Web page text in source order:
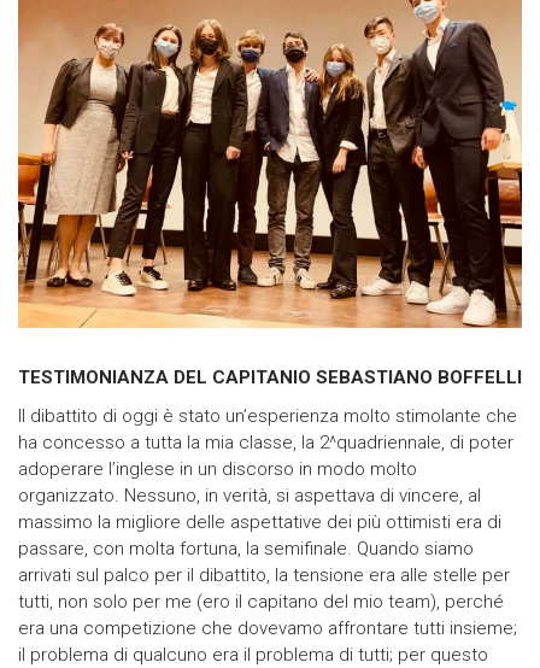
TESTIMONIANZA DEL CAPITANIO SEBASTIANO BOFFELLI
Il dibattito di oggi è stato un’esperienza molto stimolante che
ha concesso a tutta la mia classe, la 2^quadriennale, di poter
adoperare l’inglese in un discorso in modo molto
organizzato. Nessuno, in verità, si aspettava di vincere, al
massimo la migliore delle aspettative dei più ottimisti era di
passare, con molta fortuna, la semifinale. Quando siamo
arrivati sul palco per il dibattito, la tensione era alle stelle per
tutti, non solo per me (ero il capitano del mio team), perché
era una competizione che dovevamo affrontare tutti insieme;
il problema di qualcuno era il problema di tutti; per questo